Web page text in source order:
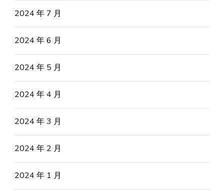
2024 年 7 月
2024 年 6 月
2024 年 5 月
2024 年 4 月
2024 年 3 月
2024 年 2 月
2024 年 1 月